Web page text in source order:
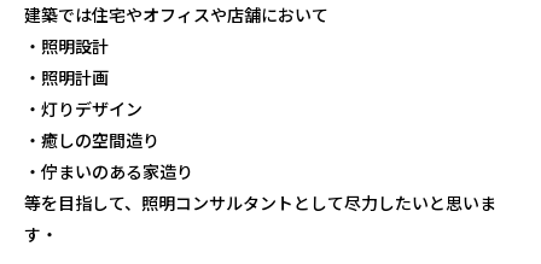
建築では住宅やオフィスや店舗において
・照明設計
・照明計画
・灯りデザイン
・癒しの空間造り
・佇まいのある家造り
等を目指して、照明コンサルタントとして尽力したいと思いま
す・